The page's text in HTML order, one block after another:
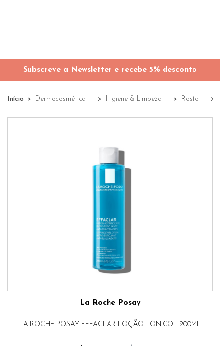
Subscreve a Newsletter e recebe 5% desconto
Início Dermocosmética Higiene & Limpeza Rosto
La Roche Posay
LA ROCHE-POSAY EFFACLAR LOÇÃO TÓNICO - 200ML